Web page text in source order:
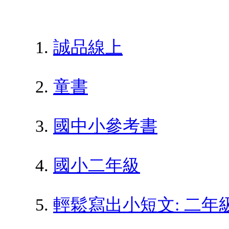
誠品線上
童書
國中小參考書
國小二年級
輕鬆寫出小短文: 二年